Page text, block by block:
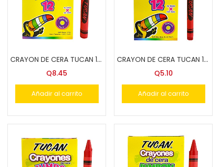
CRAYON DE CERA TUCAN 12 COL. JUMBO
Q8.45
Añadir al carrito
CRAYON DE CERA TUCAN 12 COL. STD.
Q5.10
Añadir al carrito